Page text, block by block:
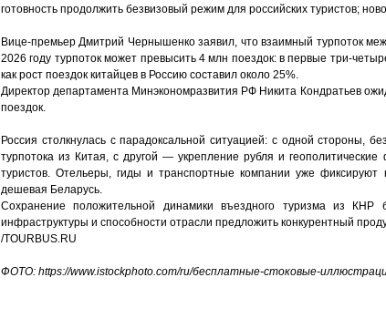
готовность продолжить безвизовый режим для российских туристов;
Вице-премьер Дмитрий Чернышенко заявил, что взаимный турпоток
2026 году турпоток может превысить 4 млн поездок: в первые три-
как рост поездок китайцев в Россию составил около 25%.
Директор департамента Минэкономразвития РФ Никита Кондратьев
поездок.
Россия столкнулась с парадоксальной ситуацией: с одной стороны,
турпотока из Китая, с другой — укрепление рубля и
туристов. Отельеры, гиды и транспортные компании уже фиксируют
дешевая Беларусь.
Сохранение положительной динамики въездного туризма из КНР
инфраструктуры и способности отрасли предложить конкурентный
/TOURBUS.RU
ФОТО: https://www.istockphoto.com/ru/бесплатные-стоковые-